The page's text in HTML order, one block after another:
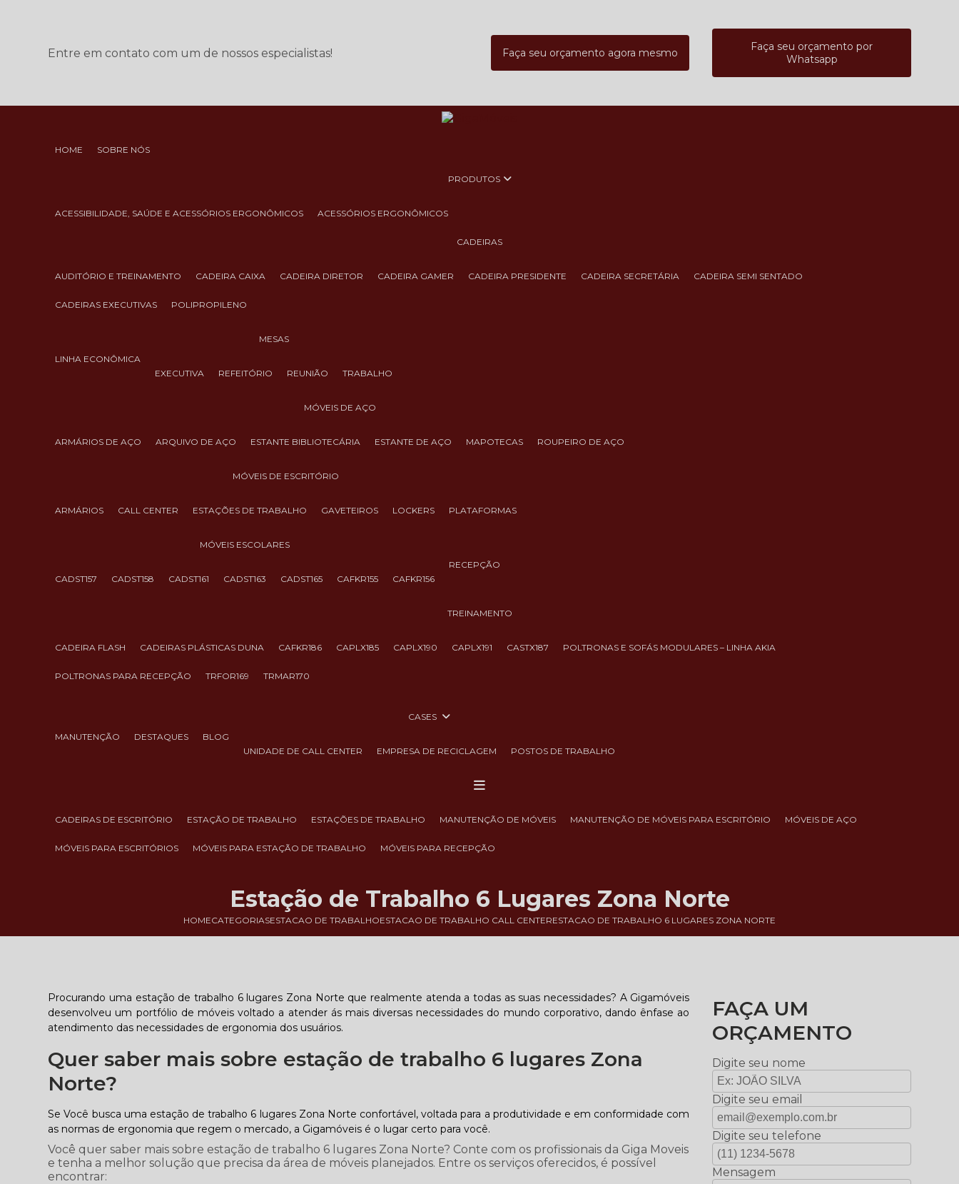
Entre em contato com um de nossos especialistas! Faça seu orçamento agora mesmo
Faça seu orçamento por
Whatsapp
HOME SOBRE NÓS
PRODUTOS
ACESSIBILIDADE, SAÚDE E ACESSÓRIOS ERGONÔMICOS ACESSÓRIOS ERGONÔMICOS
CADEIRAS
AUDITÓRIO E TREINAMENTO CADEIRA CAIXA CADEIRA DIRETOR CADEIRA GAMER CADEIRA PRESIDENTE CADEIRA SECRETÁRIA CADEIRA SEMI SENTADO
CADEIRAS EXECUTIVAS POLIPROPILENO
LINHA ECONÔMICA
MESAS
EXECUTIVA REFEITÓRIO REUNIÃO TRABALHO
MÓVEIS DE AÇO
ARMÁRIOS DE AÇO ARQUIVO DE AÇO ESTANTE BIBLIOTECÁRIA ESTANTE DE AÇO MAPOTECAS ROUPEIRO DE AÇO
MÓVEIS DE ESCRITÓRIO
ARMÁRIOS CALL CENTER ESTAÇÕES DE TRABALHO GAVETEIROS LOCKERS PLATAFORMAS
MÓVEIS ESCOLARES
CADST157 CADST158 CADST161 CADST163 CADST165 CAFKR155 CAFKR156
RECEPÇÃO
TREINAMENTO
CADEIRA FLASH CADEIRAS PLÁSTICAS DUNA CAFKR186 CAPLX185 CAPLX190 CAPLX191 CASTX187 POLTRONAS E SOFÁS MODULARES – LINHA AKIA
POLTRONAS PARA RECEPÇÃO TRFOR169 TRMAR170
MANUTENÇÃO DESTAQUES BLOG
CASES
UNIDADE DE CALL CENTER EMPRESA DE RECICLAGEM POSTOS DE TRABALHO
CADEIRAS DE ESCRITÓRIO ESTAÇÃO DE TRABALHO ESTAÇÕES DE TRABALHO MANUTENÇÃO DE MÓVEIS MANUTENÇÃO DE MÓVEIS PARA ESCRITÓRIO MÓVEIS DE AÇO
MÓVEIS PARA ESCRITÓRIOS MÓVEIS PARA ESTAÇÃO DE TRABALHO MÓVEIS PARA RECEPÇÃO
HOMECATEGORIASESTACAO DE TRABALHOESTACAO DE TRABALHO CALL CENTERESTACAO DE TRABALHO 6 LUGARES ZONA NORTE
Estação de Trabalho 6 Lugares Zona Norte
Procurando uma estação de trabalho 6 lugares Zona Norte que realmente atenda a todas as suas necessidades? A Gigamóveis
desenvolveu um portfólio de móveis voltado a atender ás mais diversas necessidades do mundo corporativo, dando ênfase ao
atendimento das necessidades de ergonomia dos usuários.
Quer saber mais sobre estação de trabalho 6 lugares Zona
Norte?
Se Você busca uma estação de trabalho 6 lugares Zona Norte confortável, voltada para a produtividade e em conformidade com
as normas de ergonomia que regem o mercado, a Gigamóveis é o lugar certo para você.
Você quer saber mais sobre estação de trabalho 6 lugares Zona Norte? Conte com os profissionais da Giga Moveis
e tenha a melhor solução que precisa da área de móveis planejados. Entre os serviços oferecidos, é possível
encontrar:
FAÇA UM
ORÇAMENTO
Digite seu nome
Digite seu email
Digite seu telefone
Mensagem